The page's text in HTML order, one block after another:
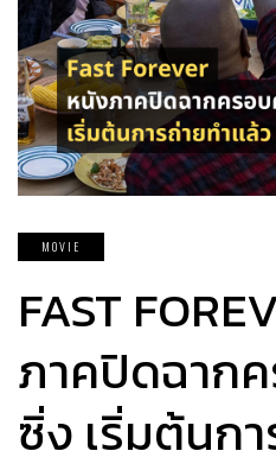
MOVIE
FAST
ภาคปิดฉาก
ซิ่ง เริ่มต้นก